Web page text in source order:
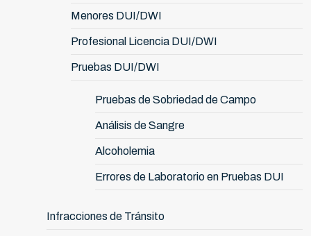
Menores DUI/DWI
Profesional Licencia DUI/DWI
Pruebas DUI/DWI
Pruebas de Sobriedad de Campo
Análisis de Sangre
Alcoholemia
Errores de Laboratorio en Pruebas DUI
Infracciones de Tránsito